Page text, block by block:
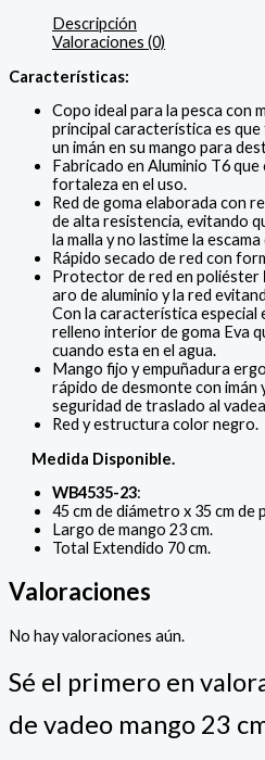
Descripción
Valoraciones (0)
Características:
Copo ideal para la pesca con
principal característica es
un imán en su mango para
Fabricado en Aluminio T6
fortaleza en el uso.
Red de goma elaborada con
de alta resistencia, evitando
la malla y no lastime la escama
Rápido secado de red con
Protector de red en poliéster
aro de aluminio y la red
Con la característica especial
relleno interior de goma Eva
cuando esta en el agua.
Mango fijo y empuñadura
rápido de desmonte con
seguridad de traslado al
Red y estructura color negro.
Medida Disponible.
WB4535-23:
45 cm de diámetro x 35 cm de
Largo de mango 23 cm.
Total Extendido 70 cm.
Valoraciones
No hay valoraciones aún.
Sé el primero en
de vadeo mango 23